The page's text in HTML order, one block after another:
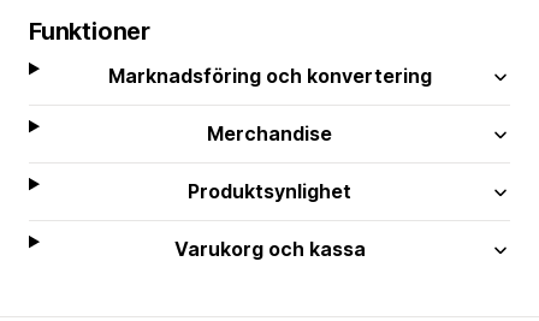
Funktioner
Marknadsföring och konvertering
Merchandise
Produktsynlighet
Varukorg och kassa